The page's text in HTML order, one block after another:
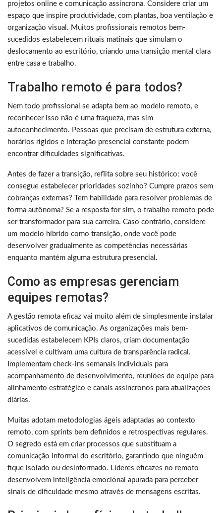
projetos online e comunicação assíncrona. Considere criar um
espaço que inspire produtividade, com plantas, boa ventilação e
organização visual. Muitos profissionais remotos bem-
sucedidos estabelecem rituais matinais que simulam o
deslocamento ao escritório, criando uma transição mental clara
entre casa e trabalho.
Trabalho remoto é para todos?
Nem todo profissional se adapta bem ao modelo remoto, e
reconhecer isso não é uma fraqueza, mas sim
autoconhecimento. Pessoas que precisam de estrutura externa,
horários rígidos e interação presencial constante podem
encontrar dificuldades significativas.
Antes de fazer a transição, reflita sobre seu histórico: você
consegue estabelecer prioridades sozinho? Cumpre prazos sem
cobranças externas? Tem habilidade para resolver problemas de
forma autônoma? Se a resposta for sim, o trabalho remoto pode
ser transformador para sua carreira. Caso contrário, considere
um modelo híbrido como transição, onde você pode
desenvolver gradualmente as competências necessárias
enquanto mantém alguma estrutura presencial.
Como as empresas gerenciam
equipes remotas?
A gestão remota eficaz vai muito além de simplesmente instalar
aplicativos de comunicação. As organizações mais bem-
sucedidas estabelecem KPIs claros, criam documentação
acessível e cultivam uma cultura de transparência radical.
Implementam check-ins semanais individuais para
acompanhamento de desenvolvimento, reuniões de equipe para
alinhamento estratégico e canais assíncronos para atualizações
diárias.
Muitas adotam metodologias ágeis adaptadas ao contexto
remoto, com sprints bem definidos e retrospectivas regulares.
O segredo está em criar processos que substituam a
comunicação informal do escritório, garantindo que ninguém
fique isolado ou desinformado. Líderes eficazes no remoto
desenvolvem inteligência emocional apurada para perceber
sinais de dificuldade mesmo através de mensagens escritas.